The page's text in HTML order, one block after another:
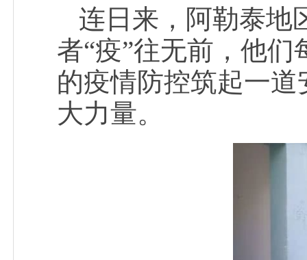
连日来，阿勒泰地
者“疫”往无前，他
的疫情防控筑起一
大力量。